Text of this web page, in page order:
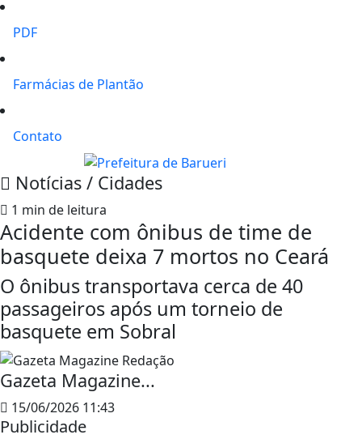
PDF
Farmácias de Plantão
Contato
Notícias / Cidades
1 min de leitura
Acidente com ônibus de time de
basquete deixa 7 mortos no Ceará
O ônibus transportava cerca de 40
passageiros após um torneio de
basquete em Sobral
Gazeta Magazine...
15/06/2026 11:43
Publicidade